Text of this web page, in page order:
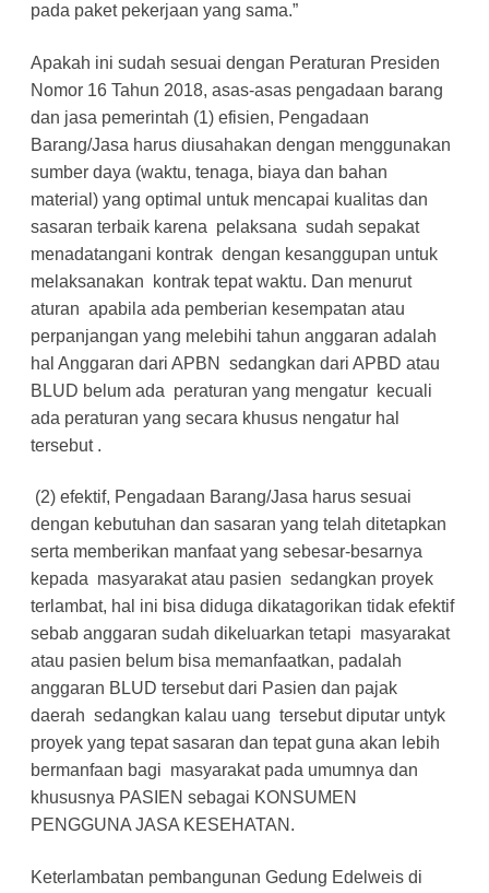
pada paket pekerjaan yang sama.”
Apakah ini sudah sesuai dengan Peraturan Presiden
Nomor 16 Tahun 2018, asas-asas pengadaan barang
dan jasa pemerintah (1) efisien, Pengadaan
Barang/Jasa harus diusahakan dengan menggunakan
sumber daya (waktu, tenaga, biaya dan bahan
material) yang optimal untuk mencapai kualitas dan
sasaran terbaik karena pelaksana sudah sepakat
menadatangani kontrak dengan kesanggupan untuk
melaksanakan kontrak tepat waktu. Dan menurut
aturan apabila ada pemberian kesempatan atau
perpanjangan yang melebihi tahun anggaran adalah
hal Anggaran dari APBN sedangkan dari APBD atau
BLUD belum ada peraturan yang mengatur kecuali
ada peraturan yang secara khusus nengatur hal
tersebut .
(2) efektif, Pengadaan Barang/Jasa harus sesuai
dengan kebutuhan dan sasaran yang telah ditetapkan
serta memberikan manfaat yang sebesar-besarnya
kepada masyarakat atau pasien sedangkan proyek
terlambat, hal ini bisa diduga dikatagorikan tidak efektif
sebab anggaran sudah dikeluarkan tetapi masyarakat
atau pasien belum bisa memanfaatkan, padalah
anggaran BLUD tersebut dari Pasien dan pajak
daerah sedangkan kalau uang tersebut diputar untyk
proyek yang tepat sasaran dan tepat guna akan lebih
bermanfaan bagi masyarakat pada umumnya dan
khususnya PASIEN sebagai KONSUMEN
PENGGUNA JASA KESEHATAN.
Keterlambatan pembangunan Gedung Edelweis di